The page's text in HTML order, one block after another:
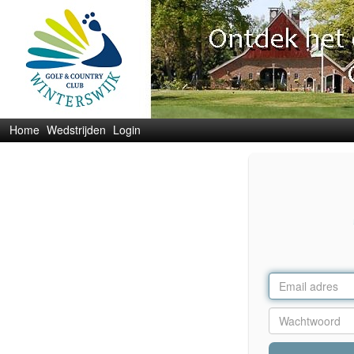
Home Wedstrijden Login